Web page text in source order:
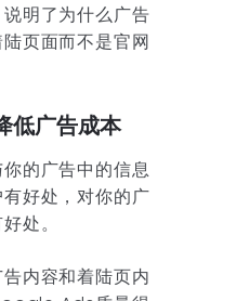
明了为什么广告
页面而不是官网
低广告成本
的广告中的信息
好处，对你的广
处。
内容和着陆页内